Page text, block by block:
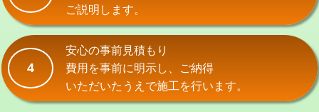
給水管工事※（ホール加工)
給水管工事※（バンド止め)
給水管工事※（支持金具設置) 5,500円
給水管工事※（保温材使用（バンド止
5,500円
ご説明します。
4
安心の事前見積もり
費用を事前に明示し、ご納得
いただいたうえで施工を行います。